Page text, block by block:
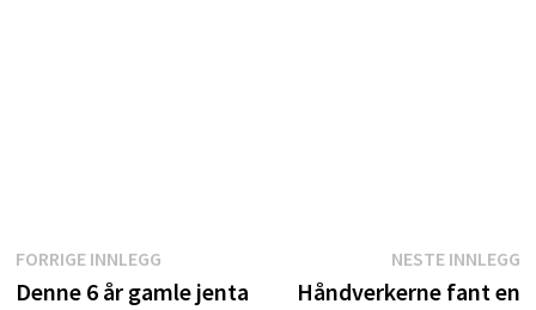
Innleggsnavigasjon
FORRIGE INNLEGGForrige
innlegg:
Denne 6 år gamle jenta
NESTE INNLEGG
Håndverkerne fant en